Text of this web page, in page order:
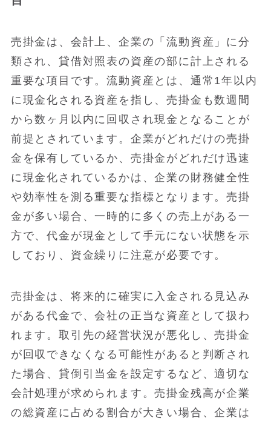
売掛金は、会計上、企業の「流動資産」に分
類され、貸借対照表の資産の部に計上される
重要な項目です。流動資産とは、通常1年以内
に現金化される資産を指し、売掛金も数週間
から数ヶ月以内に回収され現金となることが
前提とされています。企業がどれだけの売掛
金を保有しているか、売掛金がどれだけ迅速
に現金化されているかは、企業の財務健全性
や効率性を測る重要な指標となります。売掛
金が多い場合、一時的に多くの売上がある一
方で、代金が現金として手元にない状態を示
しており、資金繰りに注意が必要です。
売掛金は、将来的に確実に入金される見込み
がある代金で、会社の正当な資産として扱わ
れます。取引先の経営状況が悪化し、売掛金
が回収できなくなる可能性があると判断され
た場合、貸倒引当金を設定するなど、適切な
会計処理が求められます。売掛金残高が企業
の総資産に占める割合が大きい場合、企業は